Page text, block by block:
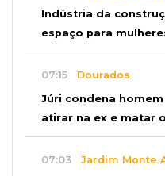
Indústria da
espaço para
07:15 Dourados
Júri condena
atirar na ex e matar
07:03 Jardim Monte